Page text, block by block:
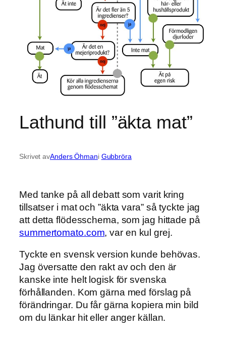
Lathund till ”äkta mat”
Skrivet avAnders Öhmani Gubbröra
Med tanke på all debatt som varit kring
tillsatser i mat och ”äkta vara” så tyckte jag
att detta flödesschema, som jag hittade på
summertomato.com, var en kul grej.
Tyckte en svensk version kunde behövas.
Jag översatte den rakt av och den är
kanske inte helt logisk för svenska
förhållanden. Kom gärna med förslag på
förändringar. Du får gärna kopiera min bild
om du länkar hit eller anger källan.